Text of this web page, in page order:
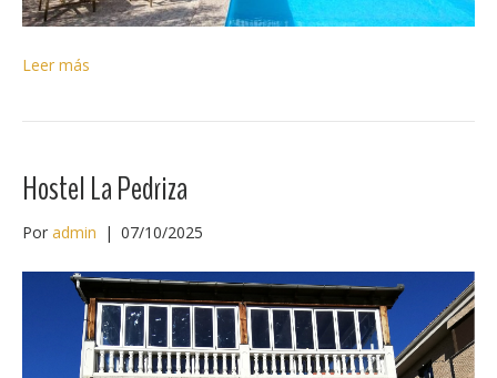
Leer más
Hostel La Pedriza
Por admin | 07/10/2025